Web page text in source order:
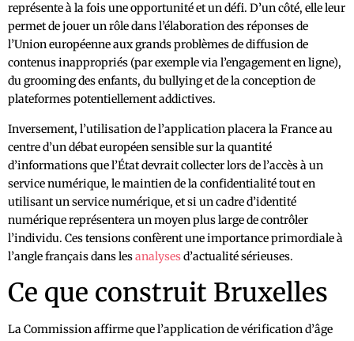
représente à la fois une opportunité et un défi. D’un côté, elle leur
permet de jouer un rôle dans l’élaboration des réponses de
l’Union européenne aux grands problèmes de diffusion de
contenus inappropriés (par exemple via l’engagement en ligne),
du grooming des enfants, du bullying et de la conception de
plateformes potentiellement addictives.
Inversement, l’utilisation de l’application placera la France au
centre d’un débat européen sensible sur la quantité
d’informations que l’État devrait collecter lors de l’accès à un
service numérique, le maintien de la confidentialité tout en
utilisant un service numérique, et si un cadre d’identité
numérique représentera un moyen plus large de contrôler
l’individu. Ces tensions confèrent une importance primordiale à
l’angle français dans lesanalysesd’actualité sérieuses.
Ce que construit Bruxelles
La Commission affirme que l’application de vérification d’âge